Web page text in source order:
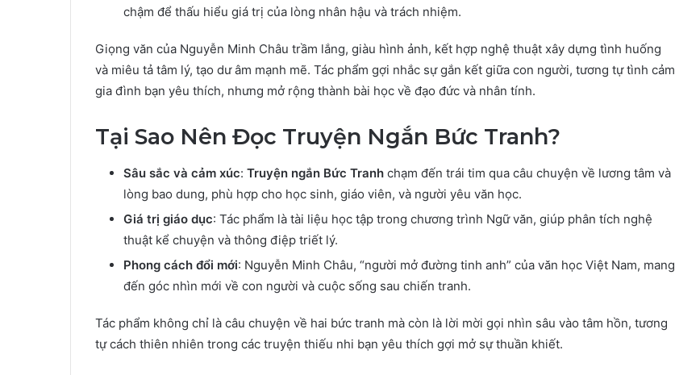
chậm để thấu hiểu giá trị của lòng nhân hậu và trách nhiệm.
Giọng văn của Nguyễn Minh Châu trầm lắng, giàu hình ảnh, kết hợp nghệ thuật xây dựng tình huống
và miêu tả tâm lý, tạo dư âm mạnh mẽ. Tác phẩm gợi nhắc sự gắn kết giữa con người, tương tự tình cảm
gia đình bạn yêu thích, nhưng mở rộng thành bài học về đạo đức và nhân tính.
Tại Sao Nên Đọc Truyện Ngắn Bức Tranh?
Sâu sắc và cảm xúc: Truyện ngắn Bức Tranh chạm đến trái tim qua câu chuyện về lương tâm và
lòng bao dung, phù hợp cho học sinh, giáo viên, và người yêu văn học.
Giá trị giáo dục: Tác phẩm là tài liệu học tập trong chương trình Ngữ văn, giúp phân tích nghệ
thuật kể chuyện và thông điệp triết lý.
Phong cách đổi mới: Nguyễn Minh Châu, “người mở đường tinh anh” của văn học Việt Nam, mang
đến góc nhìn mới về con người và cuộc sống sau chiến tranh.
Tác phẩm không chỉ là câu chuyện về hai bức tranh mà còn là lời mời gọi nhìn sâu vào tâm hồn, tương
tự cách thiên nhiên trong các truyện thiếu nhi bạn yêu thích gợi mở sự thuần khiết.